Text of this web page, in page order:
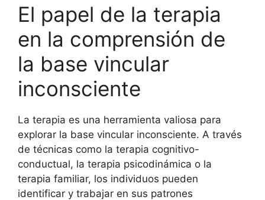
El papel de la terapia
en la comprensión de
la base vincular
inconsciente
La terapia es una herramienta valiosa para
explorar la base vincular inconsciente. A través
de técnicas como la terapia cognitivo-
conductual, la terapia psicodinámica o la
terapia familiar, los individuos pueden
identificar y trabajar en sus patrones